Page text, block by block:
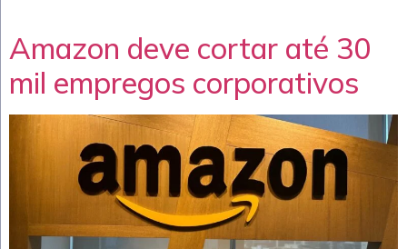
Amazon deve cortar até 30
mil empregos corporativos